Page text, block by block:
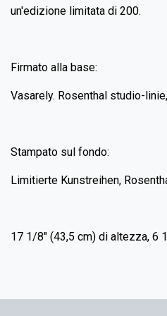
un'edizione limitata di 200.
Firmato alla base:
Vasarely. Rosenthal studio-
Stampato sul fondo:
Limitierte Kunstreihen,
17 1/8" (43,5 cm) di altezza, 6